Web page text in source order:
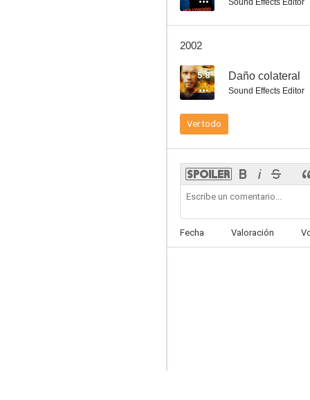
6.2
6.1
Sound Effects Editor
2002
5.8 Daño colateral
Sound Effects Editor
Ver todo
Fecha Valoración